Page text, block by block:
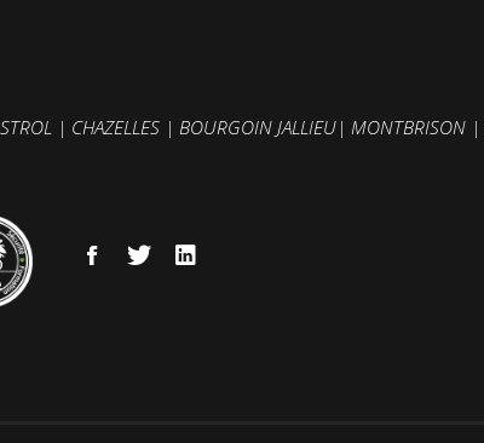
| CHAZELLES | BOURGOIN JALLIEU| MONTBRISON |